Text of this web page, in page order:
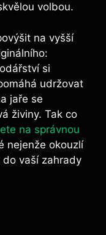
volbou.
na vyšší
si
udržovat
jaře se
živiny. Tak co
na správnou
nejenže okouzlí
do vaší zahrady